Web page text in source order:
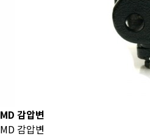
MD 감압변
MD 감압변